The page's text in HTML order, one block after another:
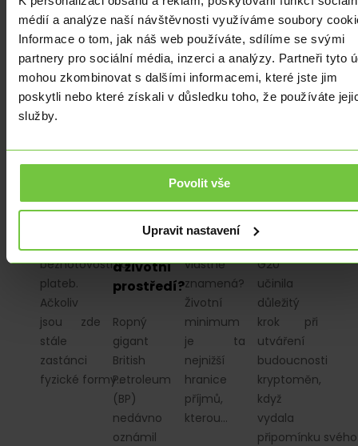
médií a analýze naší návštěvnosti využíváme soubory
Informace o tom, jak náš web používáte, sdílíme se svými
partnery pro sociální média, inzerci a analýzy. Partneři tyto
mohou zkombinovat s dalšími informacemi, které jste jim
poskytli nebo které získali v důsledku toho, že používáte
služby.
Povolit vše
Upravit nastavení
Evropa:
kam
směřujeme
a jaká je
současnost
letech je
více než
vyvíjen
bezhotovostních
plateb.
Ačkoliv
jsou zde
stále
zastánci
fyzické formy…
British
Petroleum
hlásí
70%
pokles
dividendy:
znamená
pro
energetického
giganta
a životní
prostředí?
Ropný
gigant
British
Petroleum
(BP)
nedávno
oznámil
liší
životní
minimum
v Česku
a na
Určitě jste
už slyšeli
o pojmu
„životní
minimum,“
vlastně
znamená?
Životní
minimum
je ta
nejnižší
hranice
příjmů,
kterou…
skupiny
G20
Indie:
Tvorba
globálních
kryptoměny
současný
G20
učinila
důležitý
krok při
utváření
budoucnosti
kryptoměn,
když
vydala
připomínku